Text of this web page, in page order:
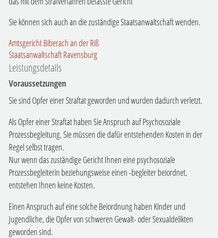
Sie können sich auch an die zuständige Staatsanwaltschaft wenden.
Amtsgericht Biberach an der Riß
Staatsanwaltschaft Ravensburg
Leistungsdetails
Voraussetzungen
Sie sind Opfer einer Straftat geworden und wurden dadurch verletzt.
Als Opfer einer Straftat haben Sie Anspruch auf Psychosoziale
Prozessbegleitung. Sie müssen die dafür entstehenden Kosten in der
Regel selbst tragen.
Nur wenn das zuständige Gericht Ihnen eine psychosoziale
Prozessbegleiterin beziehungsweise einen -begleiter beiordnet,
entstehen Ihnen keine Kosten.
Einen Anspruch auf eine solche Beiordnung haben Kinder und
Jugendliche, die Opfer von schweren Gewalt- oder Sexualdelikten
geworden sind.